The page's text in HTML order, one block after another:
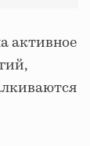
активное